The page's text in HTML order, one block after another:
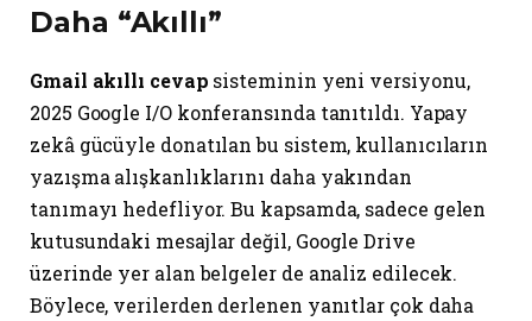
Daha “Akıllı”
Gmail akıllı cevap sisteminin yeni versiyonu,
2025 Google I/O konferansında tanıtıldı. Yapay
zekâ gücüyle donatılan bu sistem, kullanıcıların
yazışma alışkanlıklarını daha yakından
tanımayı hedefliyor. Bu kapsamda, sadece gelen
kutusundaki mesajlar değil, Google Drive
üzerinde yer alan belgeler de analiz edilecek.
Böylece, verilerden derlenen yanıtlar çok daha